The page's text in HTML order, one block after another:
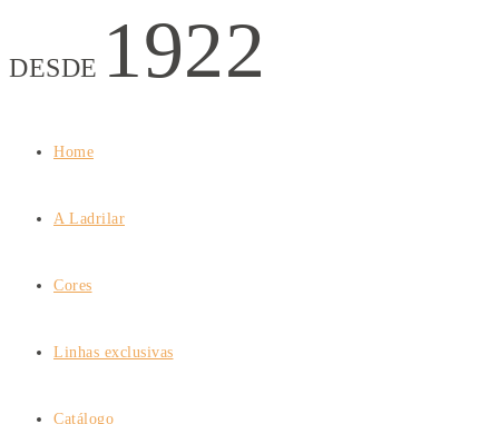
DESDE 1922
Home
A Ladrilar
Cores
Linhas exclusivas
Catálogo